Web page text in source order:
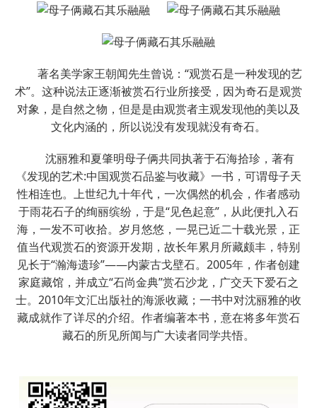
著名美学家王朝闻先生曾说：“观赏石是一种发现的艺
术”。这种说法正逐渐被赏石行业所接受，因为奇石是观赏
对象，是自然之物，但是是由观赏者主观发现他的美以及
文化内涵的，所以说没有发现就没有奇石。
沈丽雅和夏肇明母子俩共同执著于石海拾珍，著有
《发现的艺术:中国观赏石品鉴与收藏》一书，可谓母子天
性相连也。上世纪九十年代，一次偶然的机会，作者感动
于雨花石子的绚丽缤纷，于是“见色起意”，从此便扎入石
海，一发不可收拾。岁月悠悠，一晃已近二十载光景，正
值当代观赏石的资源开发期，故长年累月所藏颇丰，特别
见长于“瀚海遗珍”——内蒙古戈壁石。2005年，作者创建
家庭藏馆，并成立“石尚金典”赏石沙龙，广交天下爱石之
士。2010年文汇出版社的海派收藏；一书中对沈丽雅的收
藏成就作了详尽的介绍。作者编著本书，意在将多年赏石
藏石的所见所闻与广大读者同学共悟。